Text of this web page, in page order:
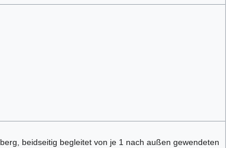
beidseitig begleitet von je 1 nach außen gewendeten